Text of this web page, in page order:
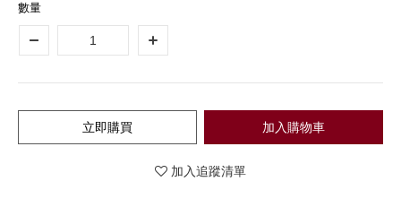
數量
加入購物車
立即購買
加入追蹤清單